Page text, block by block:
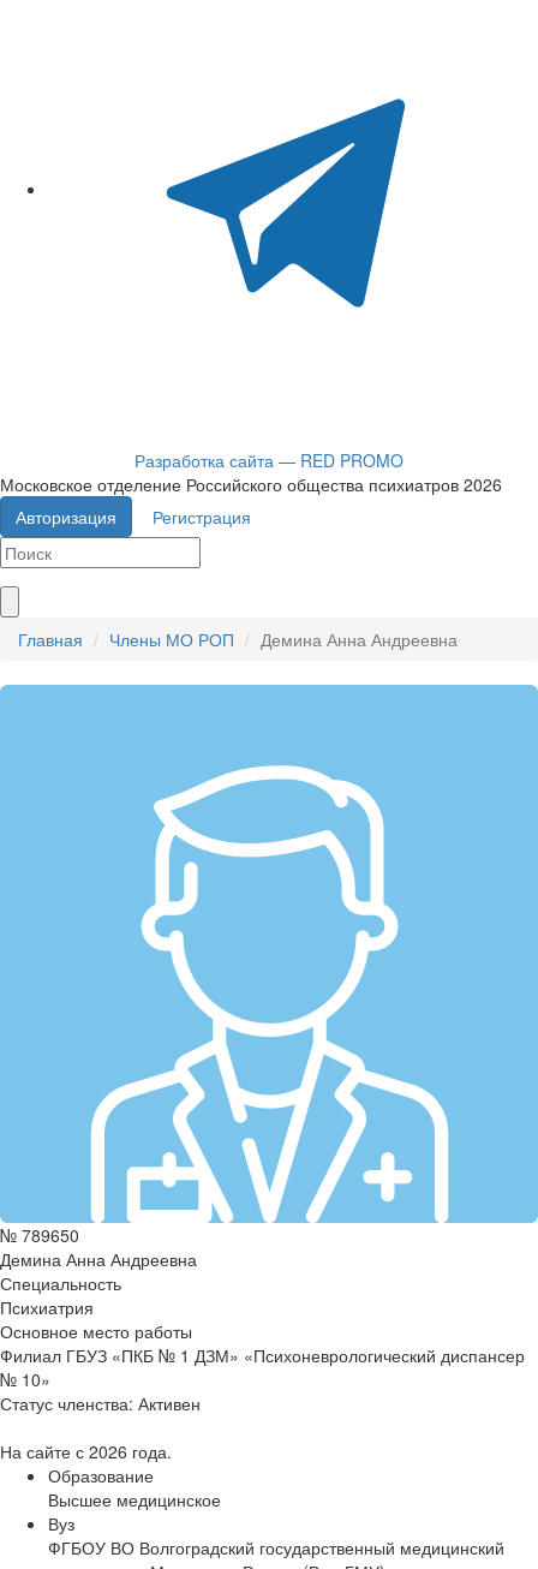
Разработка сайта — RED PROMO
Московское отделение Российского общества психиатров 2026
Авторизация
Регистрация
Главная Члены МО РОП Демина Анна Андреевна
№ 789650
Демина Анна Андреевна
Специальность
Психиатрия
Основное место работы
Филиал ГБУЗ «ПКБ № 1 ДЗМ» «Психоневрологический диспансер
№ 10»
Статус членства: Активен
На сайте с 2026 года.
Образование
Высшее медицинское
Вуз
ФГБОУ ВО Волгоградский государственный медицинский